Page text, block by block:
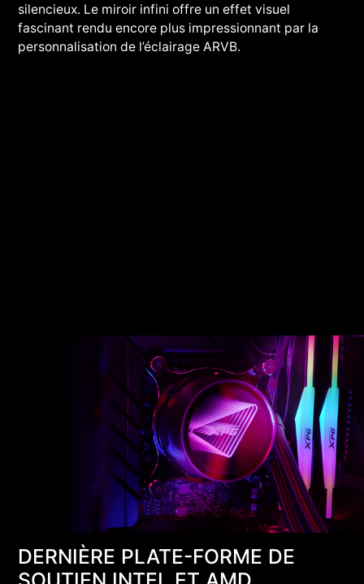
silencieux. Le miroir infini offre un effet visuel
fascinant rendu encore plus impressionnant par la
personnalisation de l’éclairage ARVB.
DERNIÈRE PLATE-FORME DE